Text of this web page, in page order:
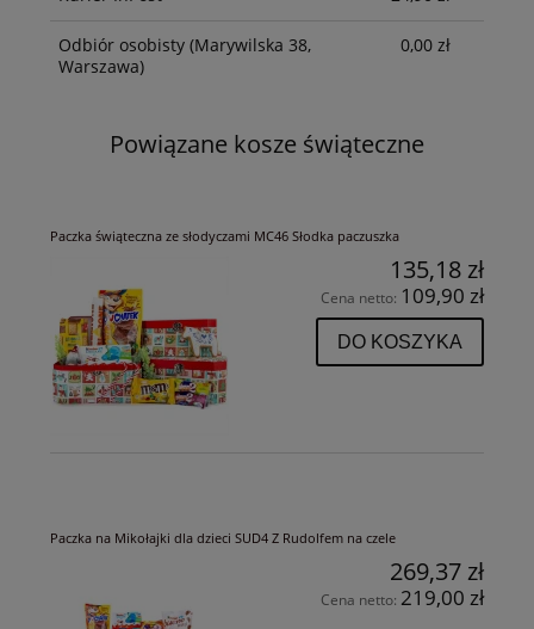
Odbiór osobisty (Marywilska 38,
Warszawa)
0,00 zł
Powiązane kosze świąteczne
Paczka świąteczna ze słodyczami MC46 Słodka paczuszka
135,18 zł
Cena netto: 109,90 zł
DO KOSZYKA
Paczka na Mikołajki dla dzieci SUD4 Z Rudolfem na czele
269,37 zł
Cena netto: 219,00 zł